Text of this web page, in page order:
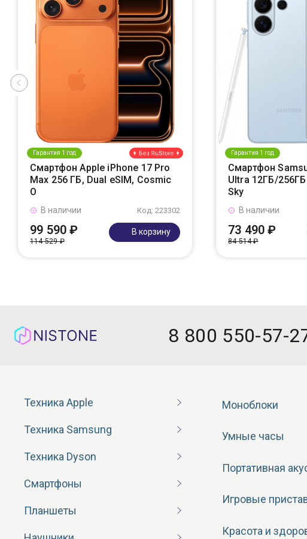
Гарантия 1 год
Смартфон Apple iPhone 17 Pro
Max 256 ГБ, Dual eSIM, Cosmic
O
Код: 223302
В наличии
99 590 ₽
114 529 ₽
В корзину
Гарантия 1 год
Смартфон
Ultra 12ГБ/
Sky
В наличии
73 490 ₽
84 514 ₽
8 800 550-57-
Техника Apple
Техника Samsung
Техника Dyson
Смартфоны
Планшеты
Моноблоки
Умные часы
Портативная
Игровые
Красота и